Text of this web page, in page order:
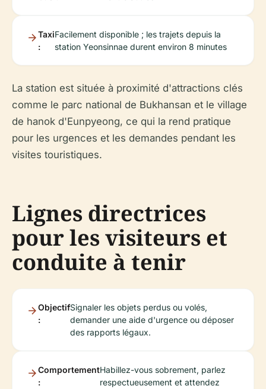
Taxi
:
Facilement disponible ; les trajets depuis la
station Yeonsinnae durent environ 8 minutes
La station est située à proximité d'attractions clés
comme le parc national de Bukhansan et le village
de hanok d'Eunpyeong, ce qui la rend pratique
pour les urgences et les demandes pendant les
visites touristiques.
Lignes directrices
pour les visiteurs et
conduite à tenir
Objectif
:
Signaler les objets perdus ou volés,
demander une aide d'urgence ou déposer
des rapports légaux.
Comportement
:
Habillez-vous sobrement, parlez
respectueusement et attendez